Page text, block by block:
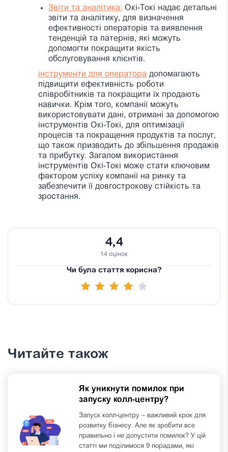
Звіти та аналітика: Окі-Токі надає детальні
звіти та аналітику, для визначення
ефективності операторів та виявлення
тенденцій та патернів, які можуть
допомогти покращити якість
обслуговування клієнтів.
інструменти для оператора допомагають
підвищити ефективність роботи
співробітників та покращити їх продають
навички. Крім того, компанії можуть
використовувати дані, отримані за допомогою
інструментів Окі-Токі, для оптимізації
процесів та покращення продуктів та послуг,
що також призводить до збільшення продажів
та прибутку. Загалом використання
інструментів Окі-Токі може стати ключовим
фактором успіху компанії на ринку та
забезпечити її довгострокову стійкість та
зростання.
4,4
14 оцінок
Чи була стаття корисна?
Читайте також
Як уникнути помилок при
запуску колл-центру?
Запуск колл-центру – важливий крок для
розвитку бізнесу. Але як зробити все
правильно і не допустити помилок? У цій
статті ми поділимося 9 порадами, які